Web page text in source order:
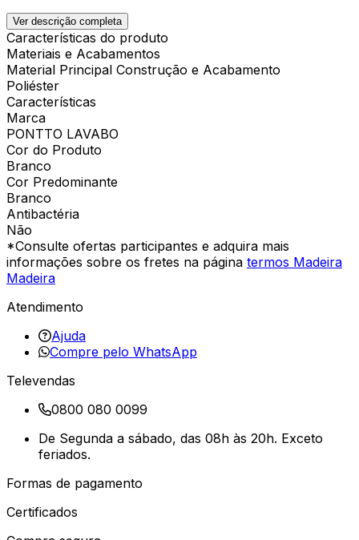
Ver descrição completa
Características do produto
Materiais e Acabamentos
Material Principal Construção e Acabamento
Poliéster
Características
Marca
PONTTO LAVABO
Cor do Produto
Branco
Cor Predominante
Branco
Antibactéria
Não
*Consulte ofertas participantes e adquira mais
informações sobre os fretes na página termos Madeira
Madeira
Atendimento
Ajuda
Compre pelo WhatsApp
Televendas
0800 080 0099
De Segunda a sábado, das 08h às 20h. Exceto
feriados.
Formas de pagamento
Certificados